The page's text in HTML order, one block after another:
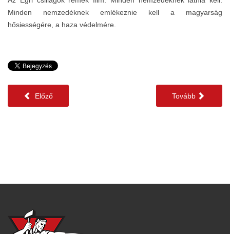
Minden nemzedéknek emlékeznie kell a magyarság
hősiességére, a haza védelmére.
Előző Tovább